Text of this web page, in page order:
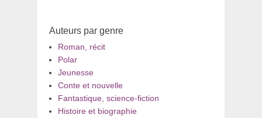
Auteurs par genre
Roman, récit
Polar
Jeunesse
Conte et nouvelle
Fantastique, science-fiction
Histoire et biographie